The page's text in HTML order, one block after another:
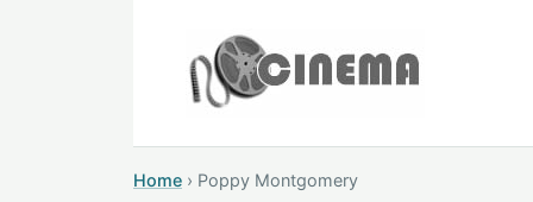
Home › Poppy Montgomery